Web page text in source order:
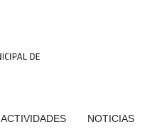
ACTIVIDADES NOTICIAS